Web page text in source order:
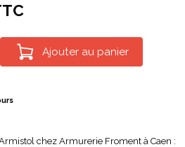
Ajouter au panier
chez Armurerie Froment à Caen :